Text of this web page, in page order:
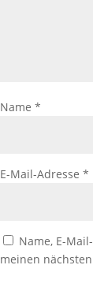
Name *
E-Mail-Adresse *
Name, E-
meinen